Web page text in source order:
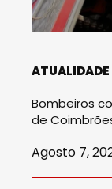
ATUALIDADE
Bombeiros
de
Agosto 7,